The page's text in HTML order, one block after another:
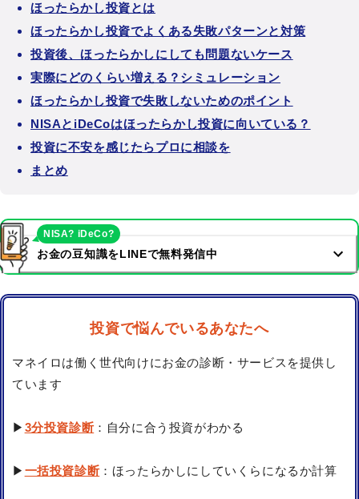
ほったらかし投資とは
ほったらかし投資でよくある失敗パターンと対策
投資後、ほったらかしにしても問題ないケース
実際にどのくらい増える？シミュレーション
ほったらかし投資で失敗しないためのポイント
NISAとiDeCoはほったらかし投資に向いている？
投資に不安を感じたらプロに相談を
まとめ
お金の豆知識をLINEで無料発信中
NISA? iDeCo?
投資で悩んでいるあなたへ
マネイロは働く世代向けにお金の診断・サービスを提供し
ています
▶ 3分投資診断：自分に合う投資がわかる
▶ 一括投資診断：ほったらかしにしていくらになるか計算